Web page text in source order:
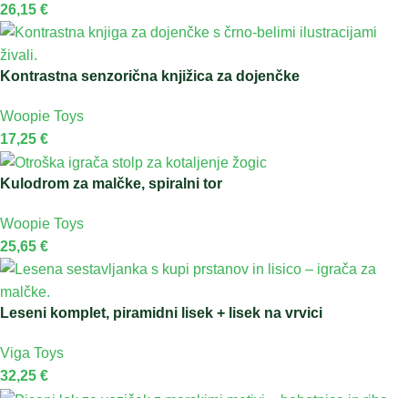
26,15 €
Kontrastna senzorična knjižica za dojenčke
Woopie Toys
17,25 €
Kulodrom za malčke, spiralni tor
Woopie Toys
25,65 €
Leseni komplet, piramidni lisek + lisek na vrvici
Viga Toys
32,25 €